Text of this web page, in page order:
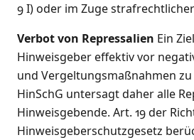
9 I) oder im Zuge
Verbot von Repressalien Ein
Hinweisgeber effektiv vor
und Vergeltungsmaßnahmen zu
HinSchG untersagt daher alle
Hinweisgebende. Art. 19 der
Hinweisgeberschutzgesetz